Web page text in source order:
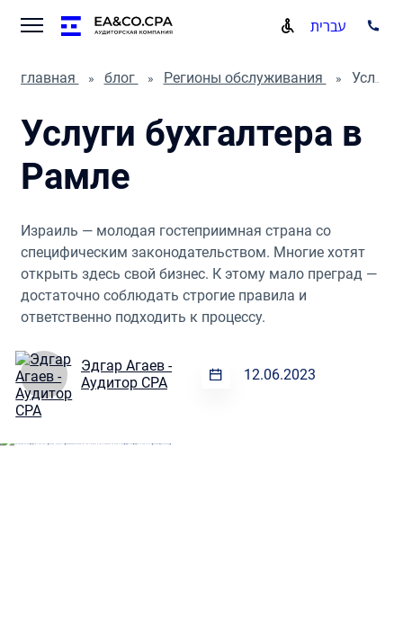
עברית
главная блог Регионы обслуживания Услуги бухгалтера в Рамле
Услуги бухгалтера в
Рамле
Израиль — молодая гостеприимная страна со
специфическим законодательством. Многие хотят
открыть здесь свой бизнес. К этому мало преград —
достаточно соблюдать строгие правила и
ответственно подходить к процессу.
Эдгар Агаев -
Аудитор CPA
12.06.2023